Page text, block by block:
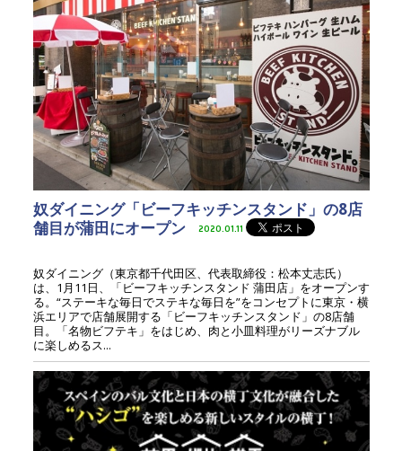
奴ダイニング「ビーフキッチンスタンド」の8店
舗目が蒲田にオープン
2020.01.11
奴ダイニング（東京都千代田区、代表取締役：松本丈志氏）
は、1月11日、「ビーフキッチンスタンド 蒲田店」をオープンす
る。“ステーキな毎日でステキな毎日を”をコンセプトに東京・横
浜エリアで店舗展開する「ビーフキッチンスタンド」の8店舗
目。「名物ビフテキ」をはじめ、肉と小皿料理がリーズナブル
に楽しめるス...